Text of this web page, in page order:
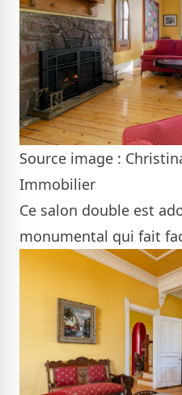
Source image :
Immobilier
Ce salon double est
monumental qui fait